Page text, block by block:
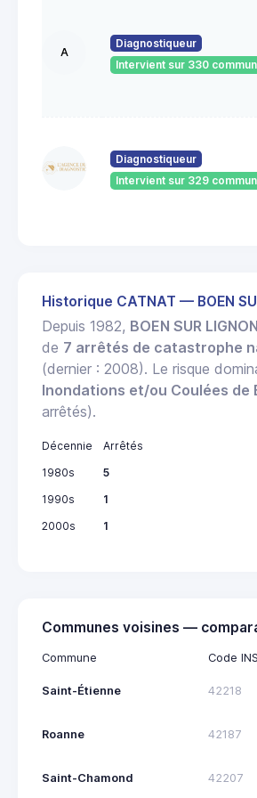
A
Diagnostiqueur
Intervient sur 330
Diagnostiqueur
Intervient sur 329
Historique CATNAT — BOEN
Depuis 1982, BOEN SUR LIGNON
de 7 arrêtés de catastrophe
(dernier : 2008). Le risque
Inondations et/ou Coulées de
arrêtés).
Décennie
Arrêtés
1980s
5
1990s
1
2000s
1
Communes voisines —
Commune Code
Saint-Étienne 42218
Roanne 42187
Saint-Chamond 42207